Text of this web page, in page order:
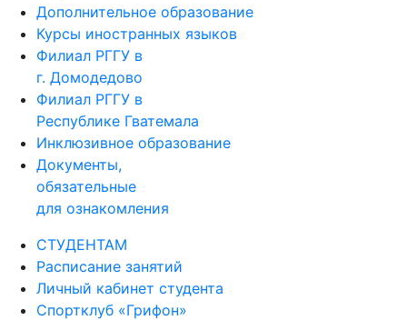
Дополнительное образование
Курсы иностранных языков
Филиал РГГУ в
г. Домодедово
Филиал РГГУ в
Республике Гватемала
Инклюзивное образование
Документы,
обязательные
для ознакомления
СТУДЕНТАМ
Расписание занятий
Личный кабинет студента
Спортклуб «Грифон»